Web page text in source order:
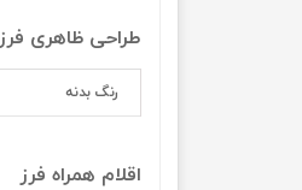
طراحی ظاهری فرز
رنگ بدنه
اقلام همراه فرز